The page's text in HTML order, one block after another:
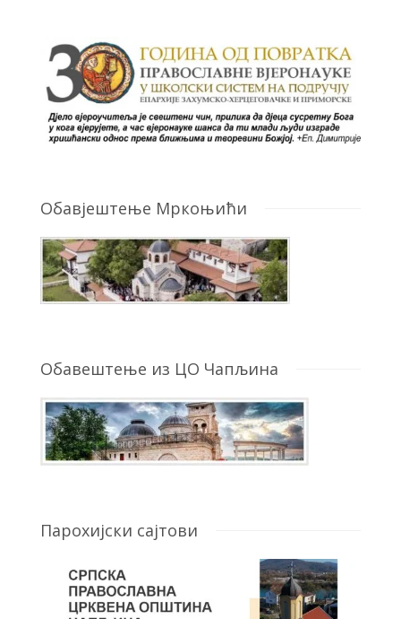
Обавјештење Мркоњићи
Обавештење из ЦО Чапљина
Парохијски сајтови